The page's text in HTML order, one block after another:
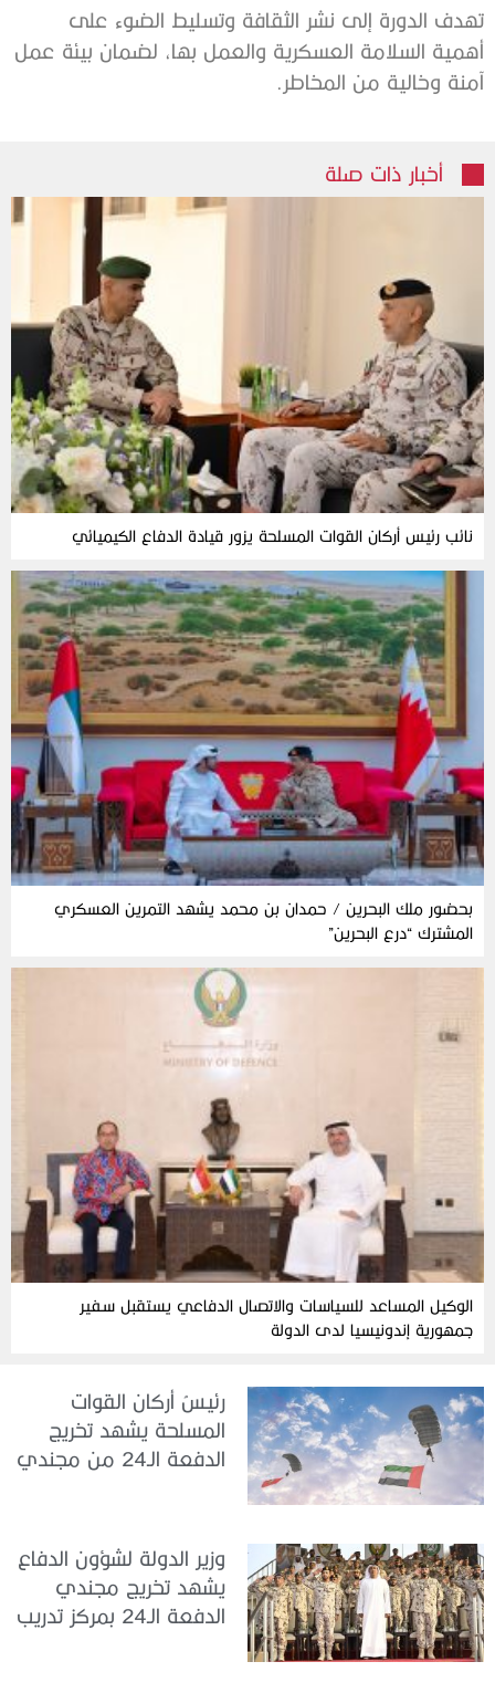
تهدف الدورة إلى نشر الثقافة وتسليط الضوء على
أهمية السلامة العسكرية والعمل بها، لضمان بيئة عمل
آمنة وخالية من المخاطر.
أخبار ذات صلة
نائب رئيس أركان القوات المسلحة يزور قيادة الدفاع الكيميائي
بحضور ملك البحرين / حمدان بن محمد يشهد التمرين العسكري
المشترك “درع البحرين”
الوكيل المساعد للسياسات والاتصال الدفاعي يستقبل سفير
جمهورية إندونيسيا لدى الدولة
رئيسُ أركان القوات
المسلحة يشهد تخريج
الدفعة الـ24 من مجندي
وزير الدولة لشؤون الدفاع
يشهد تخريج مجندي
الدفعة الـ24 بمركز تدريب